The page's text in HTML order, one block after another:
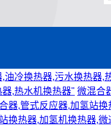
冷换热器,污水换热器,
,热水机换热器" 微混合
器,管式反应器,加氢站
换热器,加氢机换热器,